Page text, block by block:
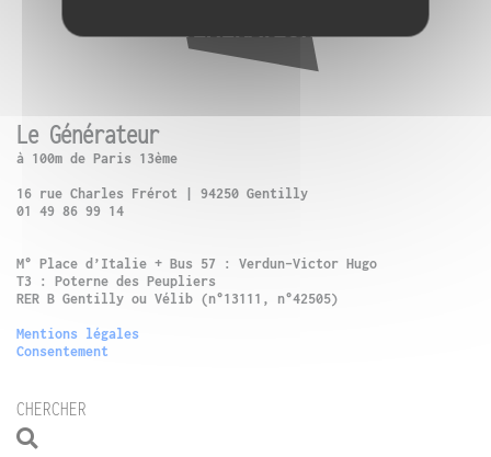
Le Générateur
à 100m de Paris 13ème
16 rue Charles Frérot | 94250 Gentilly
01 49 86 99 14
M° Place d’Italie + Bus 57 : Verdun-Victor Hugo
T3 : Poterne des Peupliers
RER B Gentilly ou Vélib (n°13111, n°42505)
Mentions légales
Consentement
CHERCHER